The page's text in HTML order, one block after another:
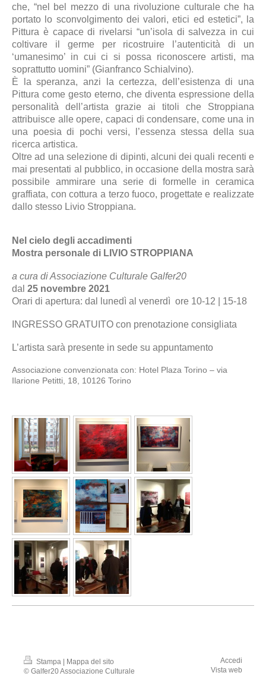
che, “nel bel mezzo di una rivoluzione culturale che ha
portato lo sconvolgimento dei valori, etici ed estetici”, la
Pittura è capace di rivelarsi “un’isola di salvezza in cui
coltivare il germe per ricostruire l’autenticità di un
‘umanesimo’ in cui ci si possa riconoscere artisti, ma
soprattutto uomini” (Gianfranco Schialvino).
È la speranza, anzi la certezza, dell’esistenza di una
Pittura come gesto eterno, che diventa espressione della
personalità dell’artista grazie ai titoli che Stroppiana
attribuisce alle opere, capaci di condensare, come una in
una poesia di pochi versi, l’essenza stessa della sua
ricerca artistica.
Oltre ad una selezione di dipinti, alcuni dei quali recenti e
mai presentati al pubblico, in occasione della mostra sarà
possibile ammirare una serie di formelle in ceramica
graffiata, con cottura a terzo fuoco, progettate e realizzate
dallo stesso Livio Stroppiana.
Nel cielo degli accadimenti
Mostra personale di LIVIO STROPPIANA
a cura di Associazione Culturale Galfer20
dal 25 novembre 2021
Orari di apertura: dal lunedì al venerdì ore 10-12 | 15-18
INGRESSO GRATUITO con prenotazione consigliata
L’artista sarà presente in sede su appuntamento
Associazione convenzionata con: Hotel Plaza Torino – via
Ilarione Petitti, 18, 10126 Torino
Stampa
Mappa del sito
© Galfer20 Associazione Culturale
Accedi
Vista web